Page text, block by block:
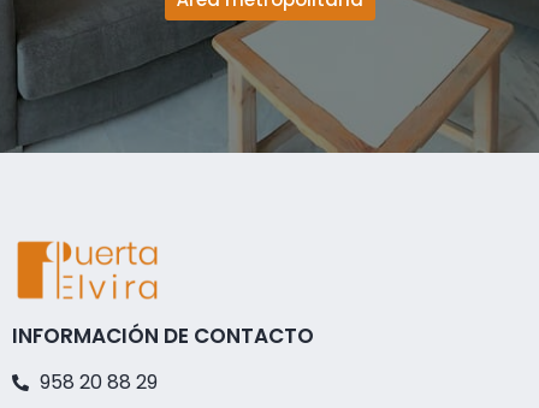
INFORMACIÓN DE CONTACTO
958 20 88 29